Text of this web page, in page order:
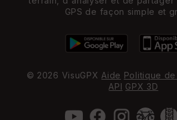
GPS de façon simple et
© 2026 VisuGPXAide Politique
API GPX 3D